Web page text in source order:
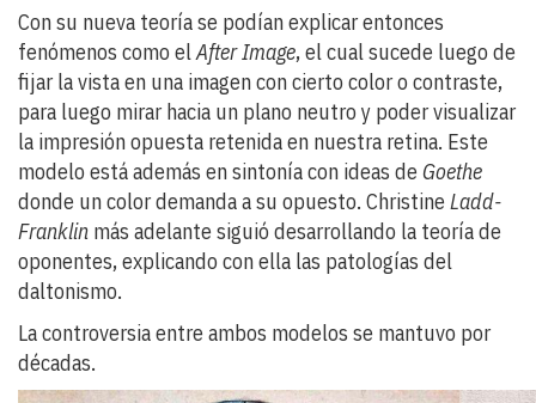
Con su nueva teoría se podían explicar entonces
fenómenos como elAfter Image, el cual sucede luego de
fijar la vista en una imagen con cierto color o contraste,
para luego mirar hacia un plano neutro y poder visualizar
la impresión opuesta retenida en nuestra retina. Este
modelo está además en sintonía con ideas deGoethe
donde un color demanda a su opuesto. ChristineLadd-
Franklin más adelante siguió desarrollando la teoría de
oponentes, explicando con ella las patologías del
daltonismo.
La controversia entre ambos modelos se mantuvo por
décadas.